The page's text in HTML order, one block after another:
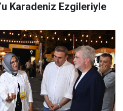
Karadeniz Ezgileriyle